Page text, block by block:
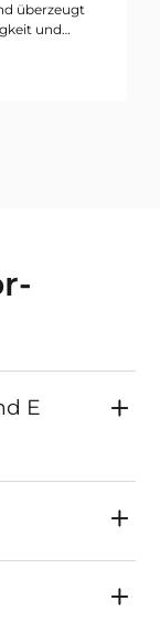
überzeugt
und…
E